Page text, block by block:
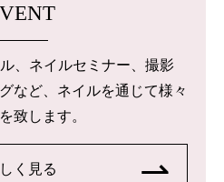
、ネイルセミナー、撮影
など、ネイルを通じて様々
致します。
く見る